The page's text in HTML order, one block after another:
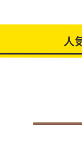
人